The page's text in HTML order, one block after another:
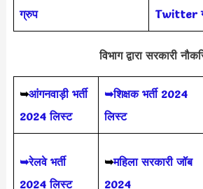
ग्रुप
Twitter
विभाग द्वारा सरकारी
➥आंगनवाड़ी भर्ती
2024 लिस्ट
➥शिक्षक भर्ती 2024
लिस्ट
➥रेलवे भर्ती
2024 लिस्ट
➥महिला सरकारी जॉब
2024